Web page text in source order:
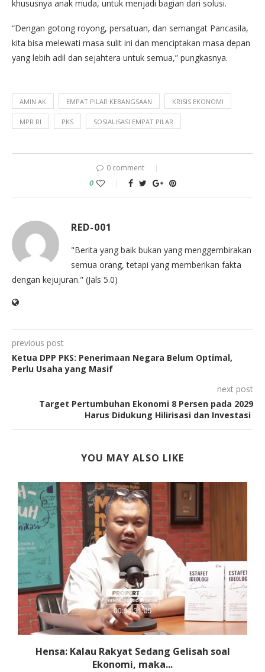
khususnya anak muda, untuk menjadi bagian dari solusi.
“Dengan gotong royong, persatuan, dan semangat Pancasila,
kita bisa melewati masa sulit ini dan menciptakan masa depan
yang lebih adil dan sejahtera untuk semua,” pungkasnya.
AMIN AK EMPAT PILAR KEBANGSAAN KRISIS EKONOMI
MPR RI PKS SOSIALISASI EMPAT PILAR
0 comment
0
RED-001
"Berita yang baik bukan yang menggembirakan
semua orang, tetapi yang memberikan fakta
dengan kejujuran." (Jals 5.0)
previous post
Ketua DPP PKS: Penerimaan Negara Belum Optimal,
Perlu Usaha yang Masif
next post
Target Pertumbuhan Ekonomi 8 Persen pada 2029
Harus Didukung Hilirisasi dan Investasi
YOU MAY ALSO LIKE
Hensa: Kalau Rakyat Sedang Gelisah soal
Ekonomi, maka...